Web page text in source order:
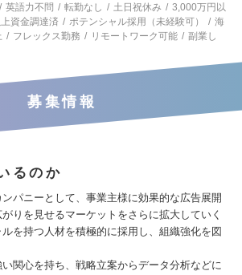
英語力不問 転勤なし 土日祝休み
3,000万円以
資金調達済 ポテンシャル採用（未経験可）
海
フレックス勤務 リモートワーク可能
副業し
募集情報
るのか
パニーとして、事業主様に効果的な広告展開
りを見せるマーケットをさらに拡大していく
を持つ人材を積極的に採用し、組織強化を図
関心を持ち、戦略立案からデータ分析などに